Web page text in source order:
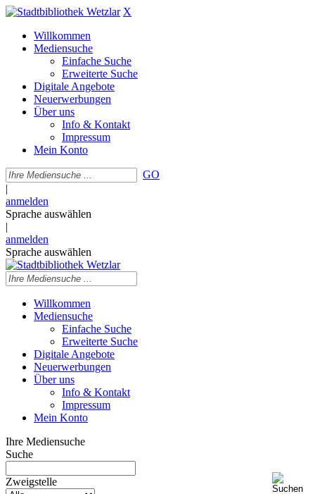
X
Willkommen
Mediensuche
Einfache Suche
Erweiterte Suche
Digitale Angebote
Neuerwerbungen
Über uns
Info & Kontakt
Impressum
Mein Konto
GO
|
anmelden
Sprache auswählen
|
anmelden
Sprache auswählen
Willkommen
Mediensuche
Einfache Suche
Erweiterte Suche
Digitale Angebote
Neuerwerbungen
Über uns
Info & Kontakt
Impressum
Mein Konto
Ihre Mediensuche
Suche
Zweigstelle